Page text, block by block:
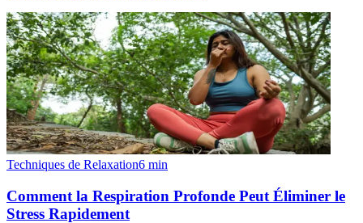
Techniques de Relaxation6 min
Comment la Respiration Profonde Peut Éliminer le
Stress Rapidement